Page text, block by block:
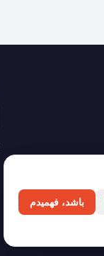
باشد، فهمیدم